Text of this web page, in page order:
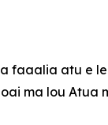
faaalia atu e
ma lou